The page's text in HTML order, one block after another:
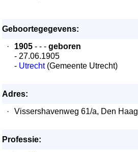
Geboortegegevens:
·
1905 - - - geboren
- 27.06.1905
- Utrecht(Gemeente Utrecht)
Adres:
·
Vissershavenweg 61/a, Den Haag
Professie: